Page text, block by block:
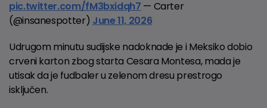
pic.twitter.com/fM3bxidqh7 — Carter
(@insanespotter) June 11, 2026
Udrugom minutu sudijske nadoknade je i Meksiko dobio
crveni karton zbog starta Cesara Montesa, mada je
utisak da je fudbaler u zelenom dresu prestrogo
isključen.